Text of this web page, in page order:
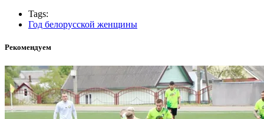
Tags:
Год белорусской женщины
Рекомендуем